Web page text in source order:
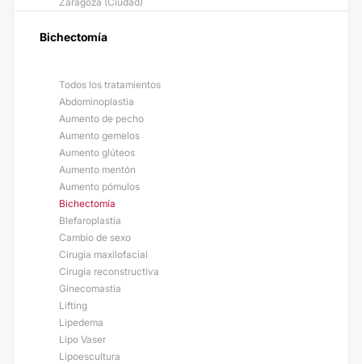
Bichectomía
Todos los tratamientos
Abdominoplastia
Aumento de pecho
Aumento gemelos
Aumento glúteos
Aumento mentón
Aumento pómulos
Bichectomía
Blefaroplastia
Cambio de sexo
Cirugía maxilofacial
Cirugía reconstructiva
Ginecomastia
Lifting
Lipedema
Lipo Vaser
Lipoescultura